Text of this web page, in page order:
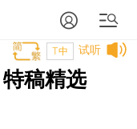
试听
T中
稿精选